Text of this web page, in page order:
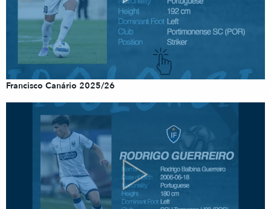
Francisco Canário 2025/26